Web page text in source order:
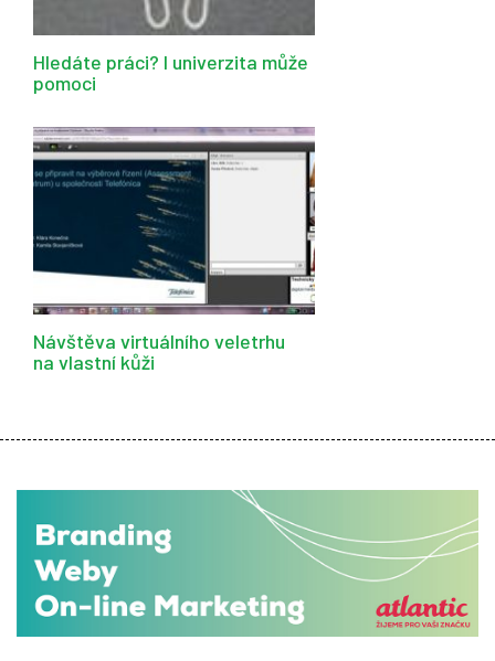
Hledáte práci? I univerzita může
pomoci
Návštěva virtuálního veletrhu
na vlastní kůži